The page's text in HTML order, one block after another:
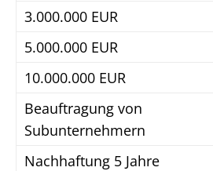
3.000.000 EUR
5.000.000 EUR
10.000.000 EUR
Beauftragung von
Subunternehmern
Nachhaftung 5 Jahre